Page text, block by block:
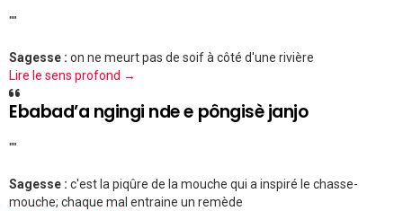
""
Sagesse : on ne meurt pas de soif à côté d'une rivière
Lire le sens profond →
Ebabad’a ngingi nde e pôngisè janjo
""
Sagesse : c'est la piqûre de la mouche qui a inspiré le chasse-
mouche; chaque mal entraine un remède